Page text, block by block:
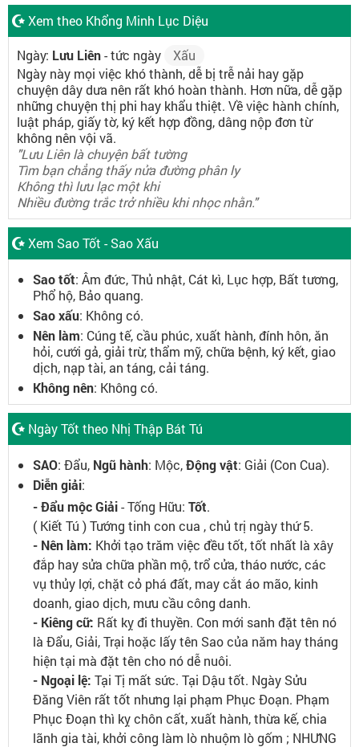
Xem theo Khổng Minh Lục Diệu
Ngày: Lưu Liên- tức ngày
Xấu
Ngày này mọi việc khó thành, dễ bị trễ nải hay gặp
chuyện dây dưa nên rất khó hoàn thành. Hơn nữa, dễ gặp
những chuyện thị phi hay khẩu thiệt. Về việc hành chính,
luật pháp, giấy tờ, ký kết hợp đồng, dâng nộp đơn từ
không nên vội vã.
"Lưu Liên là chuyện bất tường
Tìm bạn chẳng thấy nửa đường phân ly
Không thì lưu lạc một khi
Nhiều đường trắc trở nhiều khi nhọc nhằn."
Xem Sao Tốt - Sao Xấu
Sao tốt: Âm đức, Thủ nhật, Cát kì, Lục hợp, Bất tương,
Phổ hộ, Bảo quang.
Sao xấu: Không có.
Nên làm: Cúng tế, cầu phúc, xuất hành, đính hôn, ăn
hỏi, cưới gả, giải trừ, thẩm mỹ, chữa bệnh, ký kết, giao
dịch, nạp tài, an táng, cải táng.
Không nên: Không có.
Ngày Tốt theo Nhị Thập Bát Tú
SAO: Đẩu, Ngũ hành: Mộc,Động vật: Giải (Con Cua).
Diễn giải:
- Đẩu mộc Giải- Tống Hữu: Tốt.
( Kiết Tú ) Tướng tinh con cua , chủ trị ngày thứ 5.
- Nên làm: Khởi tạo trăm việc đều tốt, tốt nhất là xây
đắp hay sửa chữa phần mộ, trổ cửa, tháo nước, các
vụ thủy lợi, chặt cỏ phá đất, may cắt áo mão, kinh
doanh, giao dịch, mưu cầu công danh.
- Kiêng cữ: Rất kỵ đi thuyền. Con mới sanh đặt tên nó
là Đẩu, Giải, Trại hoặc lấy tên Sao của năm hay tháng
hiện tại mà đặt tên cho nó dễ nuôi.
- Ngoại lệ: Tại Tị mất sức. Tại Dậu tốt. Ngày Sửu
Đăng Viên rất tốt nhưng lại phạm Phục Đoạn. Phạm
Phục Đoạn thì kỵ chôn cất, xuất hành, thừa kế, chia
lãnh gia tài, khởi công làm lò nhuộm lò gốm ; NHƯNG